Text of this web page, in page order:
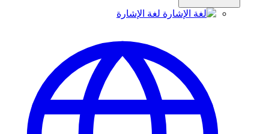
لغة الإشارة